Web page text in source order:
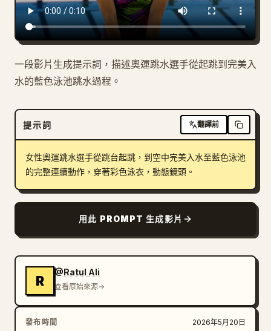
更新
一段影片生成提示詞，描述奧運跳水選手從起跳到完美入
水的藍色泳池跳水過程。
提示詞 翻譯前
女性奧運跳水選手從跳台起跳，到空中完美入水至藍色泳池
的完整連續動作，穿著彩色泳衣，動態鏡頭。
用此 PROMPT 生成影片
R
@Ratul Ali
查看原始來源
發布時間 2026年5月20日